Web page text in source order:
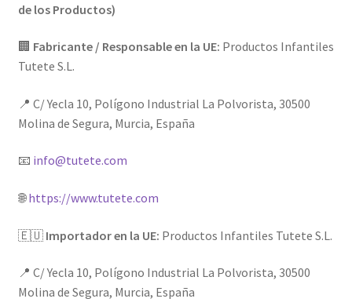
de los Productos)
🏢 Fabricante / Responsable en la UE: Productos Infantiles
Tutete S.L.
📍 C/ Yecla 10, Polígono Industrial La Polvorista, 30500
Molina de Segura, Murcia, España
📧 info@tutete.com
🌐https://www.tutete.com
🇪🇺 Importador en la UE: Productos Infantiles Tutete S.L.
📍 C/ Yecla 10, Polígono Industrial La Polvorista, 30500
Molina de Segura, Murcia, España